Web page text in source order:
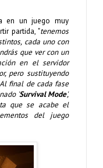
en un juego muy
partida, "tenemos
cada uno con
que ver con un
en el servidor
pero sustituyendo
final de cada fase
' Survival Mode',
que se acabe el
del juego